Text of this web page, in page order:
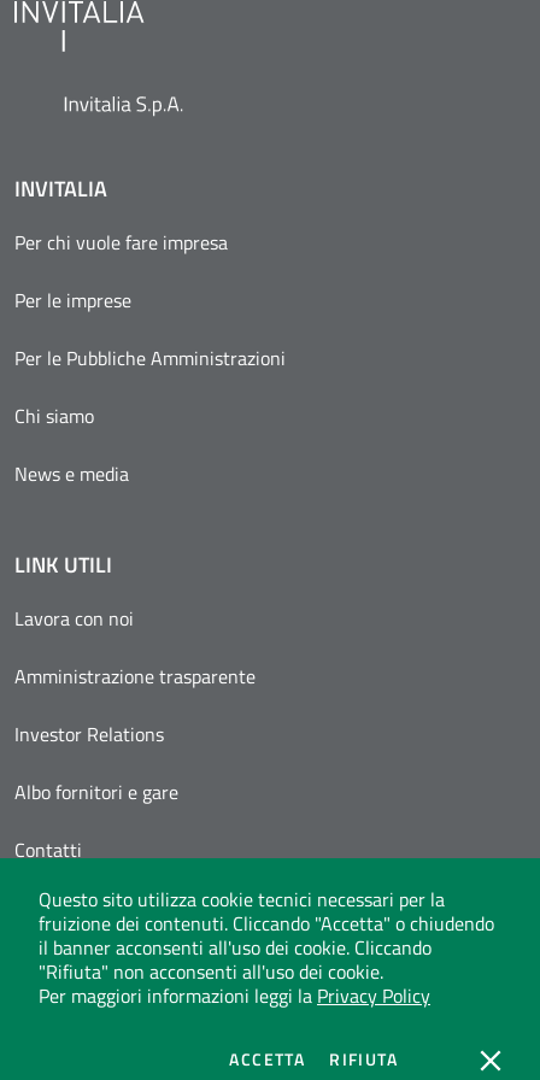
Questo sito utilizza cookie tecnici necessari per la
fruizione dei contenuti. Cliccando "Accetta" o chiudendo
il banner acconsenti all'uso dei cookie. Cliccando
"Rifiuta" non acconsenti all'uso dei cookie.
Per maggiori informazioni leggi la Privacy Policy
ACCETTA COOKIES
RIFIUTACOOKIES
INVITALIA
Per chi vuole fare impresa
Per le imprese
Per le Pubbliche Amministrazioni
Chi siamo
News e media
LINK UTILI
Lavora con noi
Amministrazione trasparente
Investor Relations
Albo fornitori e gare
Contatti
Area Personale
Dichiarazione di accessibilità Mappa del sito